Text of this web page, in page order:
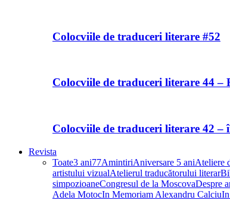
Colocviile de traduceri literare #52
Colocviile de traduceri literare 44 –
Colocviile de traduceri literare 42
Revista
Toate3 ani77AmintiriAniversare 5 aniAteliere
artistului vizualAtelierul traducătorului literar
simpozioaneCongresul de la MoscovaDespre
Adela MotocIn Memoriam Alexandru Calciu